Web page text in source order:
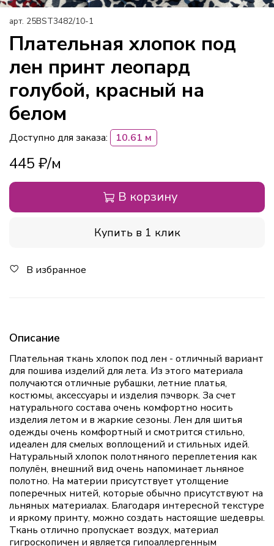
арт. 25BST3482/10-1
Плательная хлопок под
лен принт леопард
голубой, красный на
белом
Доступно для заказа: 10.61 м
445 ₽
В корзину
Купить в 1 клик
В избранное
Описание
Плательная ткань хлопок под лен - отличный вариант
для пошива изделий для лета. Из этого материала
получаются отличные рубашки, летние платья,
костюмы, аксессуары и изделия пэчворк. За счет
натурального состава очень комфортно носить
изделия летом и в жаркие сезоны. Лен для шитья
одежды очень комфортный и смотрится стильно,
идеален для смелых воплощений и стильных идей.
Натуральный хлопок полотняного переплетения как
полулён, внешний вид очень напоминает льняное
полотно. На материи присутствует утолщение
поперечных нитей, которые обычно присутствуют на
льняных материалах. Благодаря интересной текстуре
и яркому принту, можно создать настоящие шедевры.
Ткань отлично пропускает воздух, материал
гигроскопичен и является гипоаллергенным